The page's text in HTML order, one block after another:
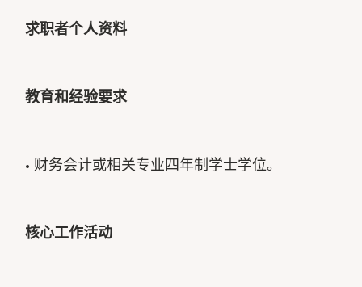
求职者个人资料
教育和经验要求
• 财务会计或相关专业四年制学士学位。
核心工作活动